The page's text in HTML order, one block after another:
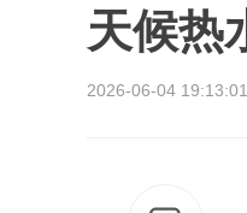
天候热
2026-06-04